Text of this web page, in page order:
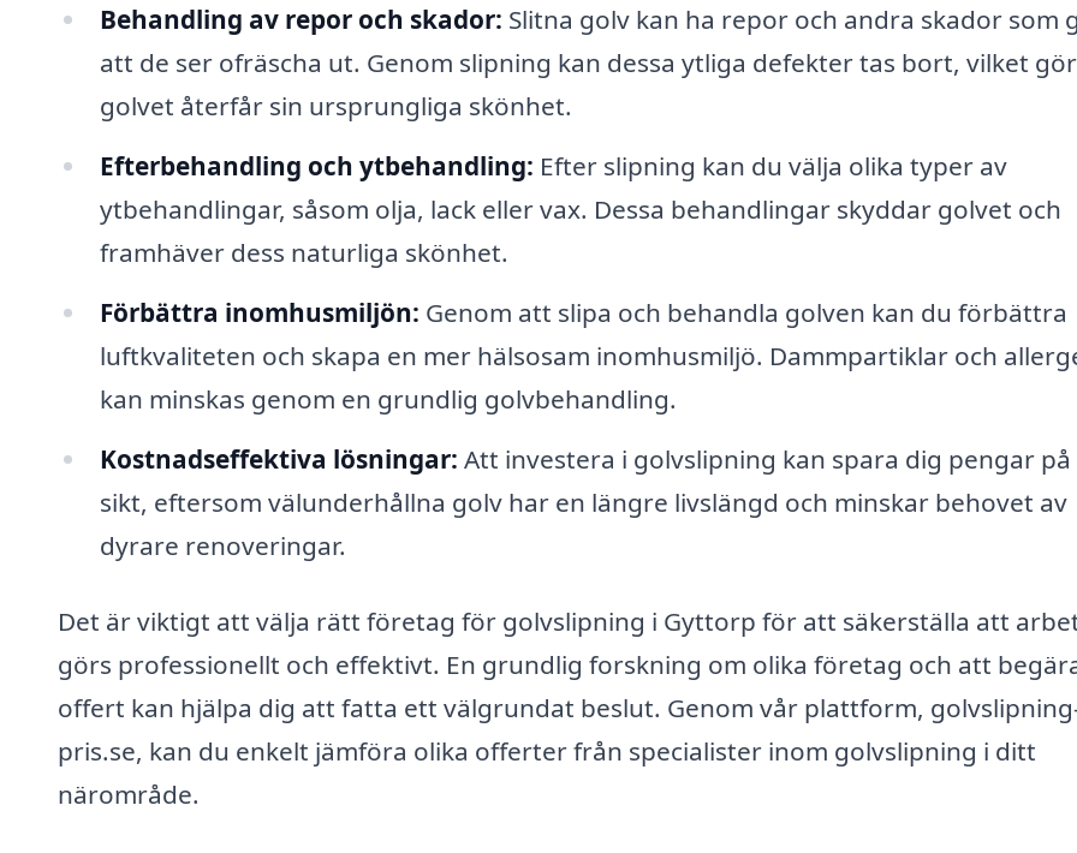
Behandling av repor och skador: Slitna golv kan ha repor och andra skador som
att de ser ofräscha ut. Genom slipning kan dessa ytliga defekter tas bort, vilket
golvet återfår sin ursprungliga skönhet.
Efterbehandling och ytbehandling: Efter slipning kan du välja olika typer av
ytbehandlingar, såsom olja, lack eller vax. Dessa behandlingar skyddar golvet och
framhäver dess naturliga skönhet.
Förbättra inomhusmiljön: Genom att slipa och behandla golven kan du förbättra
luftkvaliteten och skapa en mer hälsosam inomhusmiljö. Dammpartiklar och
kan minskas genom en grundlig golvbehandling.
Kostnadseffektiva lösningar: Att investera i golvslipning kan spara dig pengar på
sikt, eftersom välunderhållna golv har en längre livslängd och minskar behovet av
dyrare renoveringar.
Det är viktigt att välja rätt företag för golvslipning i Gyttorp för att säkerställa att
görs professionellt och effektivt. En grundlig forskning om olika företag och att
offert kan hjälpa dig att fatta ett välgrundat beslut. Genom vår plattform,
pris.se, kan du enkelt jämföra olika offerter från specialister inom golvslipning i ditt
närområde.